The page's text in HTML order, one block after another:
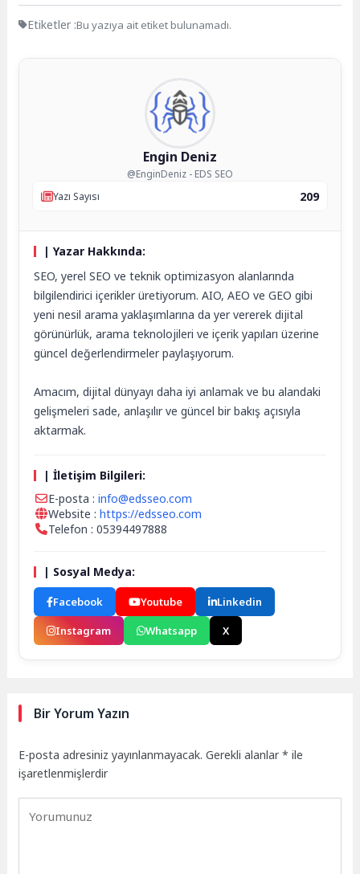
Etiketler :Bu yazıya ait etiket bulunamadı.
Engin Deniz
@EnginDeniz - EDS SEO
Yazı Sayısı
209
| Yazar Hakkında:
SEO, yerel SEO ve teknik optimizasyon alanlarında
bilgilendirici içerikler üretiyorum. AIO, AEO ve GEO gibi
yeni nesil arama yaklaşımlarına da yer vererek dijital
görünürlük, arama teknolojileri ve içerik yapıları üzerine
güncel değerlendirmeler paylaşıyorum.
Amacım, dijital dünyayı daha iyi anlamak ve bu alandaki
gelişmeleri sade, anlaşılır ve güncel bir bakış açısıyla
aktarmak.
| İletişim Bilgileri:
E-posta :info@edsseo.com
Website :https://edsseo.com
Telefon : 05394497888
| Sosyal Medya:
Facebook Youtube
Linkedin
Instagram
Whatsapp X
Bir Yorum Yazın
E-posta adresiniz yayınlanmayacak. Gerekli alanlar* ile
işaretlenmişlerdir